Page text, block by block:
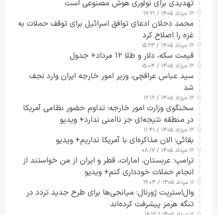
تهدیدی برای نوآوری هوش مصنوعی است
۱۲ مرداد ۱۴۰۵ / ۱۷:۲۱
محمد دحلان ادعای توافق اسرائیل برای توقف حملات به
غزه را اصلاح کرد
۱۲ مرداد ۱۴۰۵ / ۱۵:۲۳
قیمت سکه، دلار و طلا ۱۲ مرداد+ جدول
۱۲ مرداد ۱۴۰۵ / ۱۵:۰۴
سید عباس عراقچی، وزیر امور خارجه ایران وارد نجف
شد
۱۲ مرداد ۱۴۰۵ / ۱۲:۱۲
سخنگوی وزارت امور خارجه: تداوم حضور نظامی آمریکا
در منطقه نتیجه‌ای جز ناامنی ندارد+ ویدیو
۱۲ مرداد ۱۴۰۵ / ۱۱:۴۱
بقائی: الان مذاکره‌ای با آمریکا نداریم+ ویدیو
۱۲ مرداد ۱۴۰۵ / ۰۸:۱۷
ترامپ: عربستان، امارات، قطر و ایران از من خواستند از
انجام حملات خودداری کنم+ ویدیو
۱۱ مرداد ۱۴۰۵ / ۱۹:۰۴
وال‌استریت ژورنال: میانجی‌ها برای طرح جدید تردد در
تنگه هرمز پیشرفت کرده‌اند